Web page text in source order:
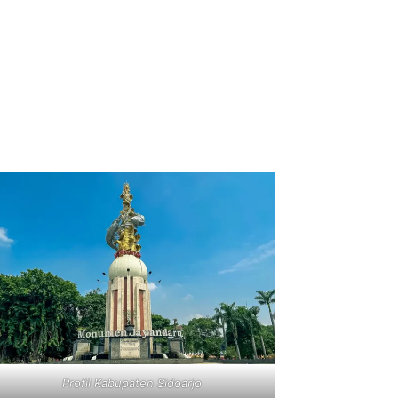
Profil Kabupaten Sidoarjo